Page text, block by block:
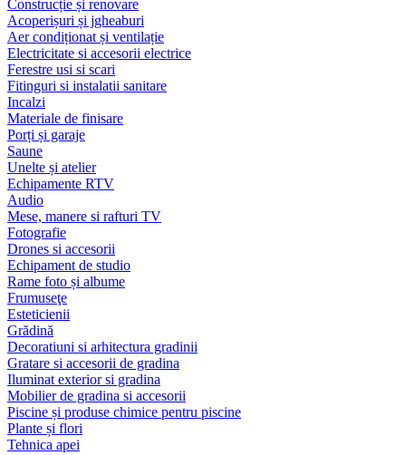
Construcție și renovare
Acoperișuri și jgheaburi
Aer condiționat și ventilație
Electricitate si accesorii electrice
Ferestre usi si scari
Fitinguri si instalatii sanitare
Incalzi
Materiale de finisare
Porți și garaje
Saune
Unelte și atelier
Echipamente RTV
Audio
Mese, manere si rafturi TV
Fotografie
Drones si accesorii
Echipament de studio
Rame foto și albume
Frumuseţe
Esteticienii
Grădină
Decoratiuni si arhitectura gradinii
Gratare si accesorii de gradina
Iluminat exterior si gradina
Mobilier de gradina si accesorii
Piscine și produse chimice pentru piscine
Plante și flori
Tehnica apei